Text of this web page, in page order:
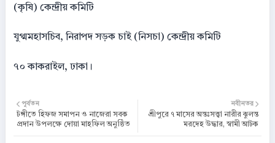
(কৃষি) কেন্দ্রীয় কমিটি
যুগ্মমহাসচিব, নিরাপদ সড়ক চাই (নিসচা) কেন্দ্রীয় কমিটি
৭০ কাকরাইল, ঢাকা।
নবীনতর
শ্রীপুরে ৭ মাসের অন্তঃসত্ত্বা নারীর ঝুলন্ত
মরদেহ উদ্ধার, স্বামী আটক
পূর্বতন
টঙ্গীতে হিফজ সমাপন ও নাজেরা সবক
প্রদান উপলক্ষে দোয়া মাহফিল অনুষ্ঠিত